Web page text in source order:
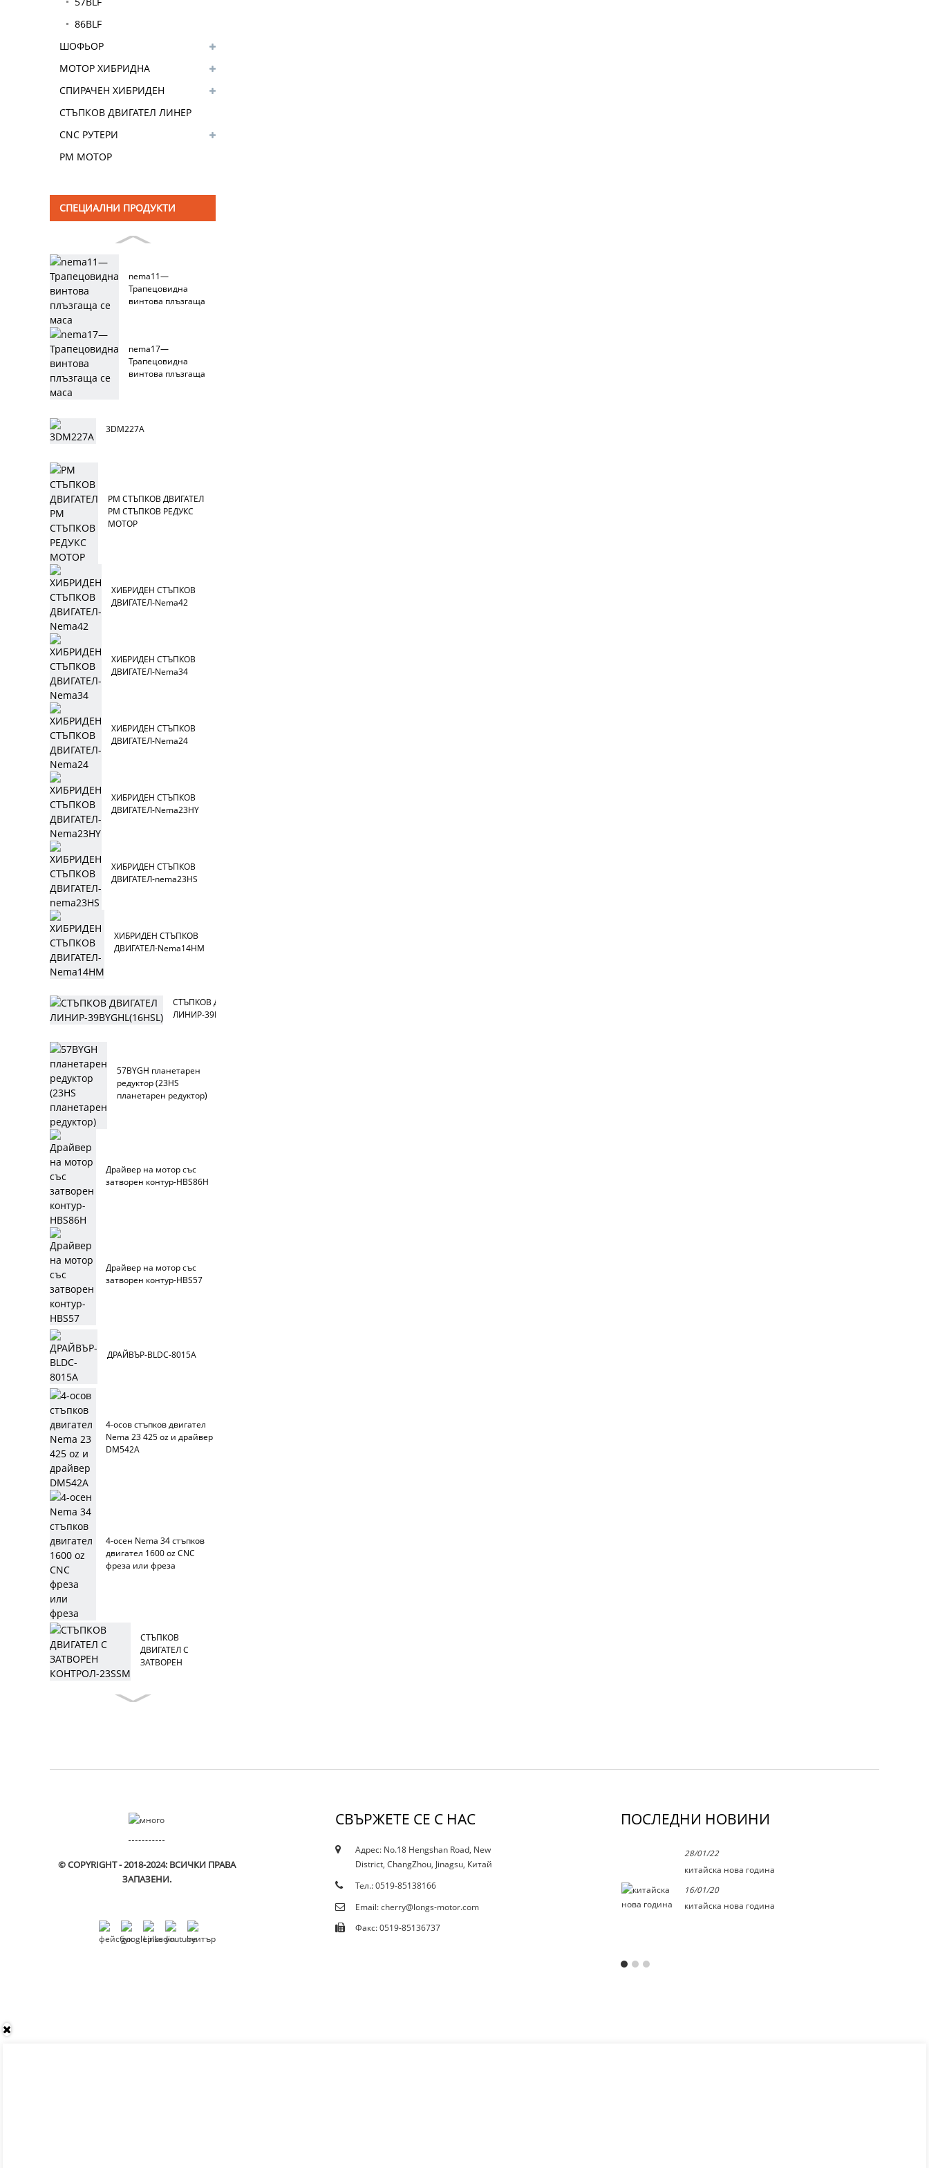
86BLF
ШОФЬОР
МОТОР ХИБРИДНА
СКОРОСТНА КУТИЯ
СПИРАЧЕН ХИБРИДЕН
СТЪПКОВ ДВИГАТЕЛ
СТЪПКОВ ДВИГАТЕЛ ЛИНЕР
CNC РУТЕРИ
PM МОТОР
СПЕЦИАЛНИ ПРОДУКТИ
nema11—
Трапецовидна
винтова плъзгаща
nema17—
Трапецовидна
винтова плъзгаща
3DM227A
PM СТЪПКОВ ДВИГАТЕЛ
PM СТЪПКОВ РЕДУКС
МОТОР
ХИБРИДЕН СТЪПКОВ
ДВИГАТЕЛ-Nema42
ХИБРИДЕН СТЪПКОВ
ДВИГАТЕЛ-Nema34
ХИБРИДЕН СТЪПКОВ
ДВИГАТЕЛ-Nema24
ХИБРИДЕН СТЪПКОВ
ДВИГАТЕЛ-Nema23HY
ХИБРИДЕН СТЪПКОВ
ДВИГАТЕЛ-nema23HS
ХИБРИДЕН СТЪПКОВ
ДВИГАТЕЛ-Nema14HM
СТЪПКОВ ДВИГАТЕЛ
ЛИНИР-39BYGHL(16HSL)
57BYGH планетарен
редуктор (23HS
планетарен редуктор)
Драйвер на мотор със
затворен контур-HBS86H
Драйвер на мотор със
затворен контур-HBS57
ДРАЙВЪР-BLDC-8015A
4-осов стъпков двигател
Nema 23 425 oz и драйвер
DM542A
4-осен Nema 34 стъпков
двигател 1600 oz CNC
фреза или фреза
СТЪПКОВ
ДВИГАТЕЛ С
ЗАТВОРЕН
© COPYRIGHT - 2018-2024: ВСИЧКИ ПРАВА
ЗАПАЗЕНИ.
СВЪРЖЕТЕ СЕ С НАС
Адрес: No.18 Hengshan Road, New
District, ChangZhou, Jinagsu, Китай
Тел.: 0519-85138166
Email: cherry@longs-motor.com
Факс: 0519-85136737
ПОСЛЕДНИ НОВИНИ
18/10/19
Сертификати
28/01/22
китайска нова година
16/01/20
китайска нова година